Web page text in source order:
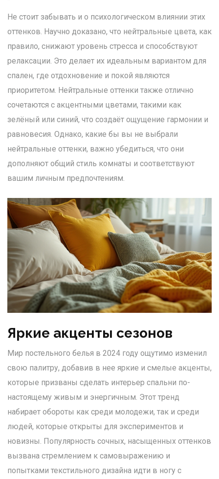
Не стоит забывать и о психологическом влиянии этих
оттенков. Научно доказано, что нейтральные цвета, как
правило, снижают уровень стресса и способствуют
релаксации. Это делает их идеальным вариантом для
спален, где отдохновение и покой являются
приоритетом. Нейтральные оттенки также отлично
сочетаются с акцентными цветами, такими как
зелёный или синий, что создаёт ощущение гармонии и
равновесия. Однако, какие бы вы не выбрали
нейтральные оттенки, важно убедиться, что они
дополняют общий стиль комнаты и соответствуют
вашим личным предпочтениям.
Яркие акценты сезонов
Мир постельного белья в 2024 году ощутимо изменил
свою палитру, добавив в нее яркие и смелые акценты,
которые призваны сделать интерьер спальни по-
настоящему живым и энергичным. Этот тренд
набирает обороты как среди молодежи, так и среди
людей, которые открыты для экспериментов и
новизны. Популярность сочных, насыщенных оттенков
вызвана стремлением к самовыражению и
попытками текстильного дизайна идти в ногу с